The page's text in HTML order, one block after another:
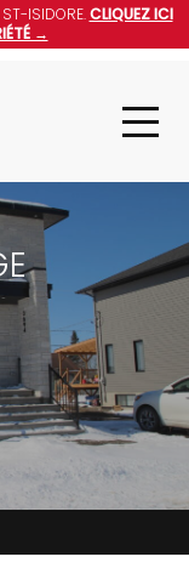
ISIDORE.CLIQUEZ ICI
→